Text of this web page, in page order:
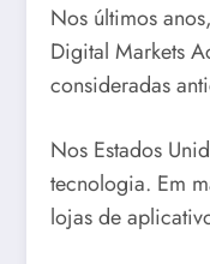
Nos últimos
Digital Markets
consideradas
Nos Estados
tecnologia. Em
lojas de